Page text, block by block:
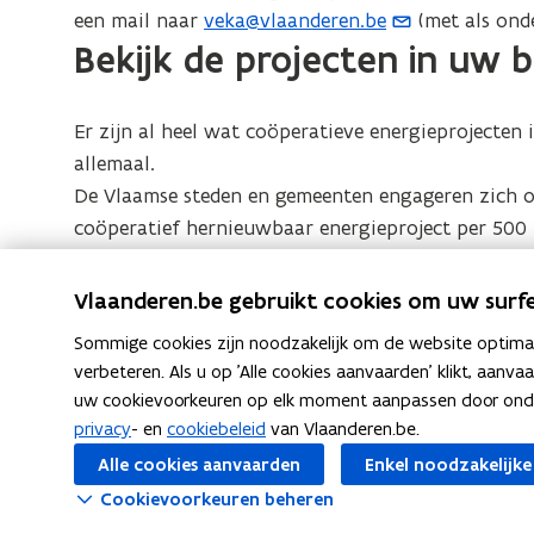
)e
r
)
s
t
e
)
v
n
e
r
u
w
v
s
t
e
)
i
e
u
v
e
n
s
e
)
n
n
i
u
w
v
e
n
s
e
)
n
i
i
e
w
v
e
s
e
r
)
een mail naarveka@vlaanderen.be
(
o
n
w
e
-
m
a
i
l
(met als
Bekijk de projecten in uw
Er zijn al heel wat coöperatieve energieprojecten
allemaal.
De Vlaamse steden en gemeenten engageren
coöperatief hernieuwbaar energieproject per 500
afhankelijk van de energiecoöperaties. Bent u
nieuwe projecten toe aan de hand van de(
P
D
F
b
Deel deze pagina
F
a
c
n
K
o
Vlaanderen.be gebruikt cookies om uw
Sommige cookies zijn noodzakelijk om de website
verbeteren. Als u op 'Alle cookies aanvaarden' klikt,
uw cookievoorkeuren op elk moment aanpassen door
privacy- en cookiebeleid van Vlaanderen.be.
Alle cookies aanvaarden
Enkel
Cookievoorkeuren beheren